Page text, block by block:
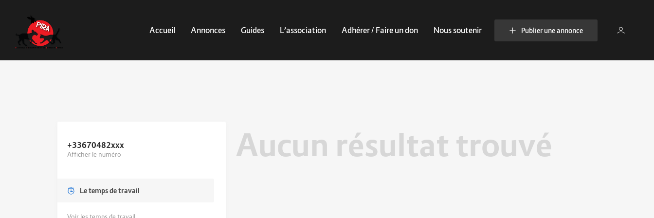
Accueil Annonces Guides L’association Adhérer / Faire un don Nous soutenir Publier une annonce
+33670482xxx
Afficher le numéro
Le temps de travail
Aucun résultat trouvé